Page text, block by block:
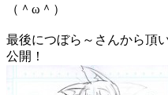
（＾ω＾）
最後につぼら～さんから頂
公開！